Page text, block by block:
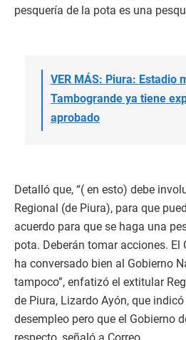
pesquería de la pota es una
VER MÁS: Piura: Estadio
Tambogrande ya tiene
aprobado
Detalló que, “( en esto) debe
Regional (de Piura), para que
acuerdo para que se haga una
pota. Deberán tomar acciones. El
ha conversado bien al Gobierno
tampoco”, enfatizó el extitular
de Piura, Lizardo Ayón, que
desempleo pero que el Gobierno